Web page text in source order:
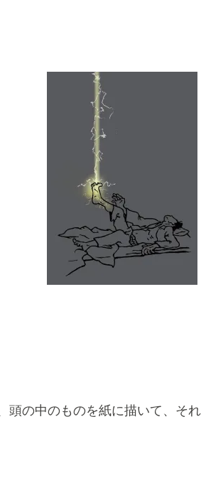
頭の中のものを紙に描いて、そ